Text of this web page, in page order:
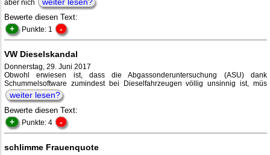
aber nich weiter lesen?
Bewerte diesen Text:
+ Punkte: 1 -
VW Dieselskandal
Donnerstag, 29. Juni 2017
Obwohl erwiesen ist, dass die Abgassonderuntersuchung (ASU) dank
Schummelsoftware zumindest bei Dieselfahrzeugen völlig unsinnig ist, müs
weiter lesen?
Bewerte diesen Text:
+ Punkte: 4 -
schlimme Frauenquote